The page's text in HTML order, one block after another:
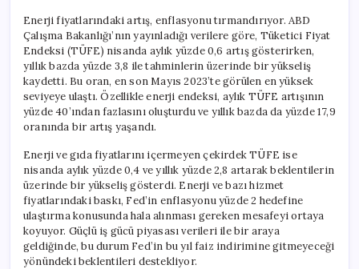
Enerji fiyatlarındaki artış, enflasyonu tırmandırıyor. ABD
Çalışma Bakanlığı’nın yayınladığı verilere göre, Tüketici Fiyat
Endeksi (TÜFE) nisanda aylık yüzde 0,6 artış gösterirken,
yıllık bazda yüzde 3,8 ile tahminlerin üzerinde bir yükseliş
kaydetti. Bu oran, en son Mayıs 2023’te görülen en yüksek
seviyeye ulaştı. Özellikle enerji endeksi, aylık TÜFE artışının
yüzde 40’ından fazlasını oluşturdu ve yıllık bazda da yüzde 17,9
oranında bir artış yaşandı.
Enerji ve gıda fiyatlarını içermeyen çekirdek TÜFE ise
nisanda aylık yüzde 0,4 ve yıllık yüzde 2,8 artarak beklentilerin
üzerinde bir yükseliş gösterdi. Enerji ve bazı hizmet
fiyatlarındaki baskı, Fed’in enflasyonu yüzde 2 hedefine
ulaştırma konusunda hala alınması gereken mesafeyi ortaya
koyuyor. Güçlü iş gücü piyasası verileri ile bir araya
geldiğinde, bu durum Fed’in bu yıl faiz indirimine gitmeyeceği
yönündeki beklentileri destekliyor.